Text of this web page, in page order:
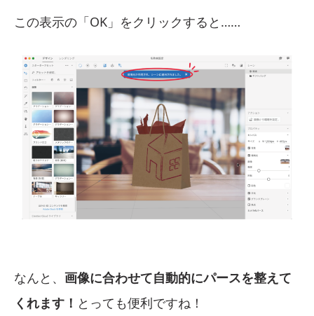
この表示の「OK」をクリックすると……
なんと、 画像に合わせて自動的にパースを整えて
くれます！ とっても便利ですね！